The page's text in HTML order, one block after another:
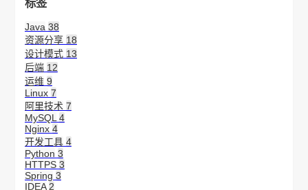
标签
Java 38
资源分享 18
设计模式 13
后端 12
运维 9
Linux 7
阿里技术 7
MySQL 4
Nginx 4
开发工具 4
Python 3
HTTPS 3
Spring 3
IDEA 2